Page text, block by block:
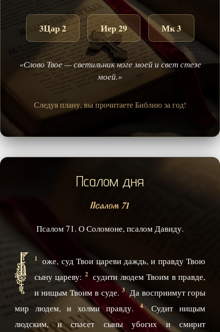
3Цар 2 Иер 29 Мк 3
«Слово Твое — светильник ноге моей и свет стезе
моей.»
Следуя плану, вы прочитаете Библию за год!
Псалом дня
Псалом 71
Псалом 71. О Соломоне, псалом Давиду.
1
Б
оже, суд Твои цареви даждь, и правду Твою
сыну цареву: 2 судити людем Твоим в правде,
и нищым Твоим в суде. 3 Да восприимут горы
мир людем, и холми правду.4 Судит нищым
людским, и спасет сыны убогих и смирит